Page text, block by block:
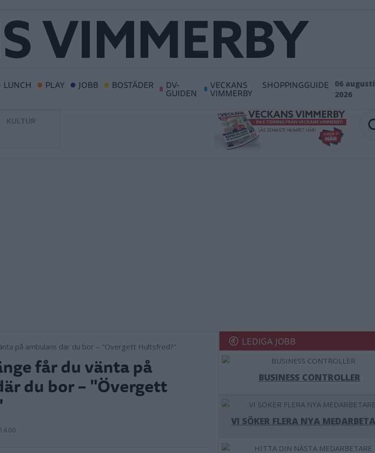
LUNCH PLAY JOBB BOSTÄDER DV-
GUIDEN
VECKANS
VIMMERBY
SHOPPINGGUIDE
06 augusti
2026
KULTUR
får du vänta på
du bor – "Övergett
LEDIGA JOBB
BUSINESS CONTROLLER
VI SÖKER FLERA NYA